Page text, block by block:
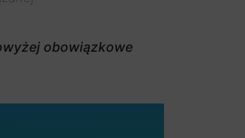
obowiązkowe